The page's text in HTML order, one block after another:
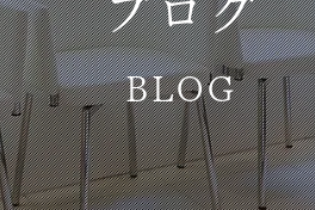
ブログ
BLOG